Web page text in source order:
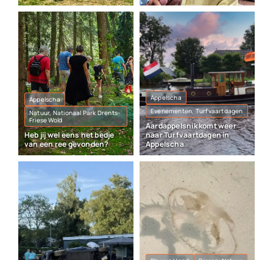
Appelscha
Natuur, Nationaal Park Drents-
Friese Wold
Heb jij wel eens het bedje
van een ree gevonden?
Appelscha
Evenementen, Turfvaartdagen
Aardappelsnik komt weer
naar Turfvaartdagen in
Appelscha